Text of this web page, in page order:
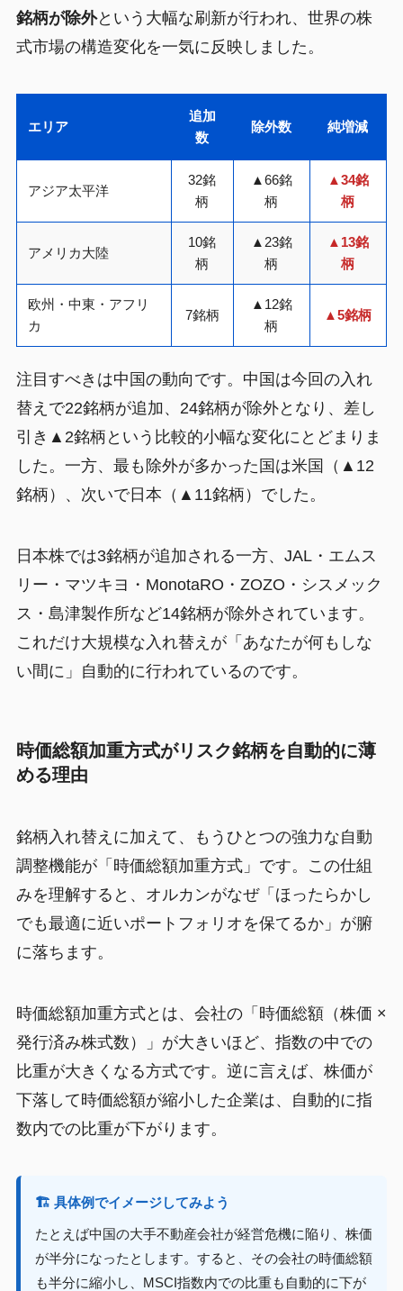
銘柄が除外という大幅な刷新が行われ、世界の株
式市場の構造変化を一気に反映しました。
エリア
追加
数
除外数 純増減
アジア太平洋
32銘
柄
▲66銘
柄
▲34銘
柄
アメリカ大陸
10銘
柄
▲23銘
柄
▲13銘
柄
欧州・中東・アフリ
カ
7銘柄
▲12銘
柄
▲5銘柄
注目すべきは中国の動向です。中国は今回の入れ
替えで22銘柄が追加、24銘柄が除外となり、差し
引き▲2銘柄という比較的小幅な変化にとどまりま
した。一方、最も除外が多かった国は米国（▲12
銘柄）、次いで日本（▲11銘柄）でした。
日本株では3銘柄が追加される一方、JAL・エムス
リー・マツキヨ・MonotaRO・ZOZO・シスメック
ス・島津製作所など14銘柄が除外されています。
これだけ大規模な入れ替えが「あなたが何もしな
い間に」自動的に行われているのです。
時価総額加重方式がリスク銘柄を自動的に薄
める理由
銘柄入れ替えに加えて、もうひとつの強力な自動
調整機能が「時価総額加重方式」です。この仕組
みを理解すると、オルカンがなぜ「ほったらかし
でも最適に近いポートフォリオを保てるか」が腑
に落ちます。
時価総額加重方式とは、会社の「時価総額（株価 ×
発行済み株式数）」が大きいほど、指数の中での
比重が大きくなる方式です。逆に言えば、株価が
下落して時価総額が縮小した企業は、自動的に指
数内での比重が下がります。
🏗️ 具体例でイメージしてみよう
たとえば中国の大手不動産会社が経営危機に陥り、株価
が半分になったとします。すると、その会社の時価総額
も半分に縮小し、MSCI指数内での比重も自動的に下が